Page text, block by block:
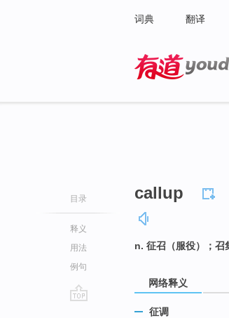
词典 翻译
目录
释义
用法
例句
callup
n. 征召（服役）；召
网络释义
征调